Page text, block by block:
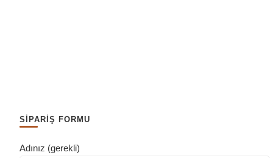
SİPARİŞ FORMU
Adınız (gerekli)